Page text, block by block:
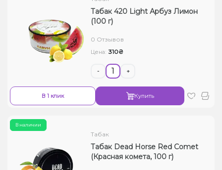
Табак 420 Light Арбуз Лимон
(100 г)
0 Отзывов
Цена: 310₴
- +
В 1 клик Купить
В наличии
Табак
Табак Dead Horse Red Comet
(Красная комета, 100 г)